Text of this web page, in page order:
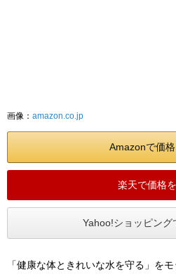
画像： amazon.co.jp
Amazonで価
楽天で価格
Yahoo!ショッピング
「健康な体ときれいな水を守る」を